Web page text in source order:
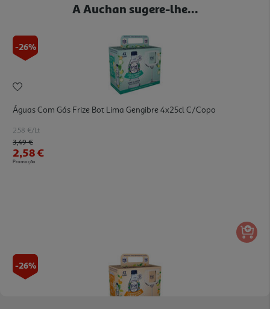
A Auchan sugere-lhe...
-26%
Águas Com Gás Frize Bot Lima Gengibre 4x25cl C/copo
2.58 €/Lt
Price reduced from
3,49 €to
2,58 €
Promoção
-26%